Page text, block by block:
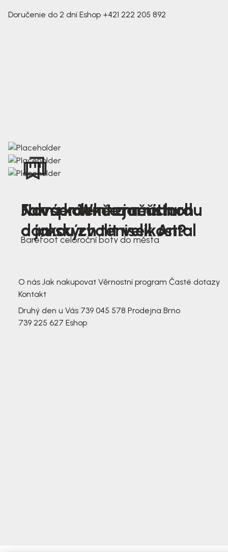
Doručenie do 2 dní Eshop +421 222 205 892
Nová kolekce jarních
dámských tenisek Antal
Jak správně změřit nohu
a jakou zvolit velikost?
Farmer Winter mustard
Barefoot celoroční boty do města
O nás Jak nakupovat Věrnostní program Časté dotazy
Kontakt
Druhý den u Vás 739 045 578 Prodejna Brno
739 225 627 Eshop